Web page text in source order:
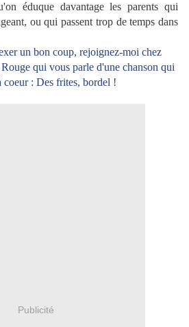
éduque davantage les parents qui
ou qui passent trop de temps dans
un bon coup, rejoignez-moi chez
qui vous parle d'une chanson qui
coeur : Des frites, bordel !
Publicité